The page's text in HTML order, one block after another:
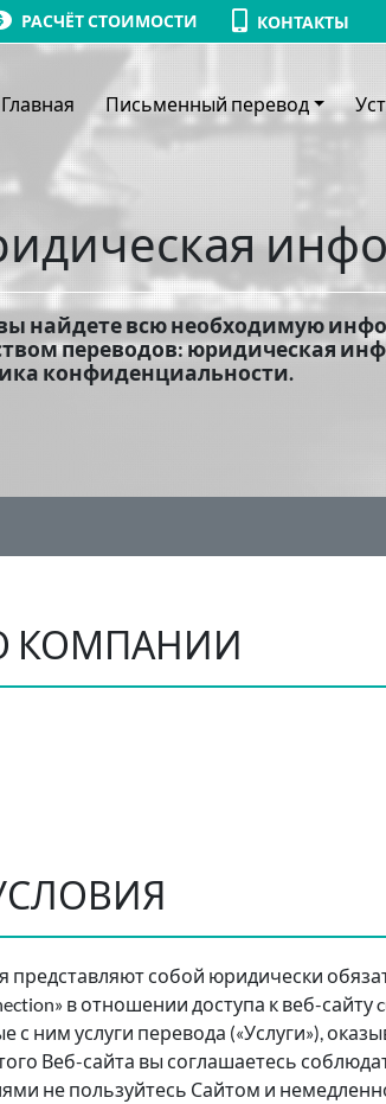
РАСЧЁТ СТОИМОСТИ КОНТАКТЫ
Главная Письменный перевод
найдете всю необходимую
переводов: юридическая
конфиденциальности.
КОМПАНИИ
собой юридически
в отношении доступа к веб-сайту
с ним услуги перевода («Услуги»),
Веб-сайта вы соглашаетесь
не пользуйтесь Сайтом и